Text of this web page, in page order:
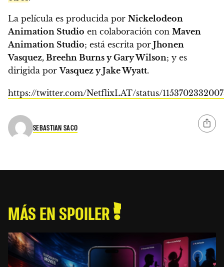
La película es producida por Nickelodeon
Animation Studio en colaboración con Maven
Animation Studio; está escrita por Jhonen
Vasquez, Breehn Burns y Gary Wilson; y es
dirigida porVasquez y Jake Wyatt.
https://twitter.com/NetflixLAT/status/
SEBASTIAN SACO
MÁS EN SPOILER